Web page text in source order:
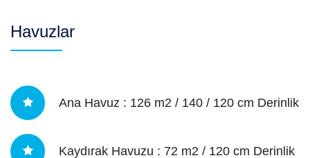
Havuzlar
Ana Havuz : 126 m2 / 140 / 120 cm Derinlik
Kaydırak Havuzu : 72 m2 / 120 cm Derinlik